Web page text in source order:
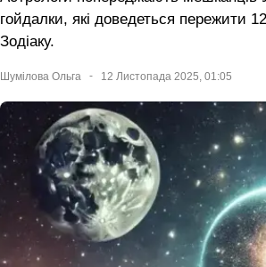
гойдалки, які доведеться пережити
Зодіаку.
Шумілова Ольга 12 Листопада 2025, 01:05